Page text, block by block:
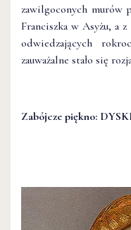
zawilgoconych murów
Franciszka w Asyżu, a
odwiedzających
zauważalne stało się
Zabójcze piękno: